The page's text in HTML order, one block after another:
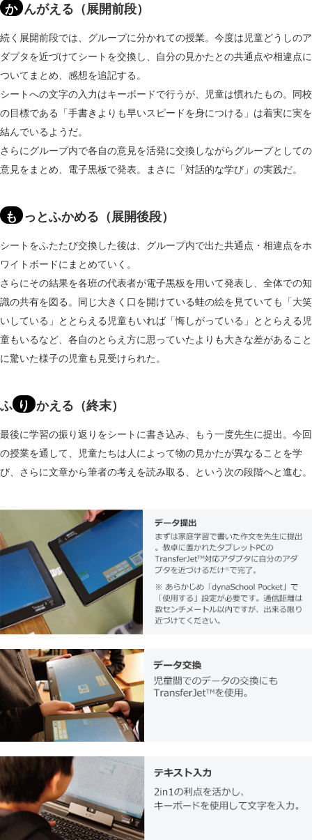
か んがえる（展開前段）
続く展開前段では、グループに分かれての授業。今度は児童どうしのア
ダプタを近づけてシートを交換し、自分の見かたとの共通点や相違点に
ついてまとめ、感想を追記する。
シートへの文字の入力はキーボードで行うが、児童は慣れたもの。同校
の目標である「手書きよりも早いスピードを身につける」は着実に実を
結んでいるようだ。
さらにグループ内で各自の意見を活発に交換しながらグループとしての
意見をまとめ、電子黒板で発表。まさに「対話的な学び」の実践だ。
も っとふかめる（展開後段）
シートをふたたび交換した後は、グループ内で出た共通点・相違点をホ
ワイトボードにまとめていく。
さらにその結果を各班の代表者が電子黒板を用いて発表し、全体での知
識の共有を図る。同じ大きく口を開けている蛙の絵を見ていても「大笑
いしている」ととらえる児童もいれば「悔しがっている」ととらえる児
童もいるなど、各自のとらえ方に思っていたよりも大きな差があること
に驚いた様子の児童も見受けられた。
ふ り かえる（終末）
最後に学習の振り返りをシートに書き込み、もう一度先生に提出。今回
の授業を通して、児童たちは人によって物の見かたが異なることを学
び、さらに文章から筆者の考えを読み取る、という次の段階へと進む。